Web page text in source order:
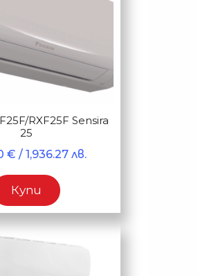
RXF25F Sensira
25
€ / 1,936.27 лв.
Купи